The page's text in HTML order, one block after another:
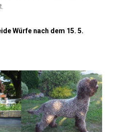
Würfe nach dem 15. 5.